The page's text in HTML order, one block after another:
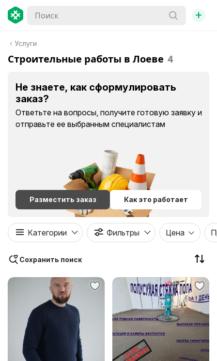
+
Услуги
Строительные работы в Лоеве 4
Не знаете, как сформулировать
заказ?
Ответьте на вопросы, получите готовую заявку и
отправьте ее выбранным специалистам
Разместить заказ Как это работает
Категории Фильтры Цена
Сохранить поиск